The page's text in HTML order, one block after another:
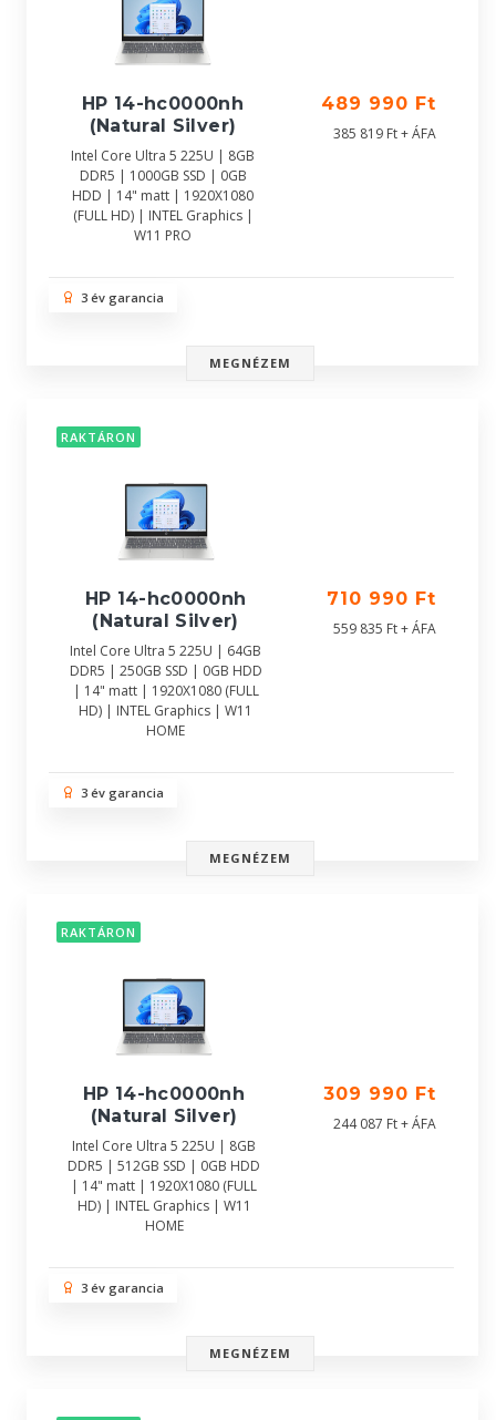
HP 14-hc0000nh
(Natural Silver)
Intel Core Ultra 5 225U | 8GB
DDR5 | 1000GB SSD | 0GB
HDD | 14" matt | 1920X1080
(FULL HD) | INTEL Graphics |
W11 PRO
489 990 Ft
385 819 Ft + ÁFA
3 év garancia
MEGNÉZEM
RAKTÁRON
HP 14-hc0000nh
(Natural Silver)
Intel Core Ultra 5 225U | 64GB
DDR5 | 250GB SSD | 0GB HDD
| 14" matt | 1920X1080 (FULL
HD) | INTEL Graphics | W11
HOME
710 990 Ft
559 835 Ft + ÁFA
3 év garancia
MEGNÉZEM
RAKTÁRON
HP 14-hc0000nh
(Natural Silver)
Intel Core Ultra 5 225U | 8GB
DDR5 | 512GB SSD | 0GB HDD
| 14" matt | 1920X1080 (FULL
HD) | INTEL Graphics | W11
HOME
309 990 Ft
244 087 Ft + ÁFA
3 év garancia
MEGNÉZEM